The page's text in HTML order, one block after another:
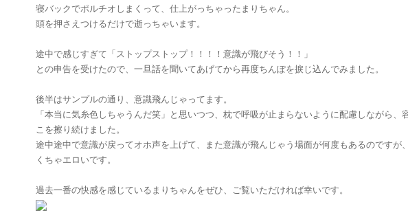
寝バックでポルチオしまくって、仕上がっちゃったまりちゃん。
頭を押さえつけるだけで逝っちゃいます。
途中で感じすぎて「ストップストップ！！！！意識が飛びそう！！」
との申告を受けたので、一旦話を聞いてあげてから再度ちんぽを捩じ込んでみました。
後半はサンプルの通り、意識飛んじゃってます。
「本当に気糸色しちゃうんだ笑」と思いつつ、枕で呼吸が止まらないように配慮しながら、
こを擦り続けました。
途中途中で意識が戻ってオホ声を上げて、また意識が飛んじゃう場面が何度もあるのですが
くちゃエロいです。
過去一番の快感を感じているまりちゃんをぜひ、ご覧いただければ幸いです。